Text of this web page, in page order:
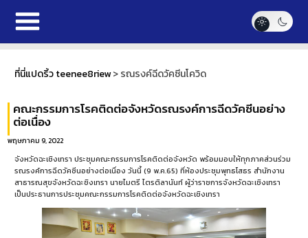
ที่นี่แปดริ้ว teenee8riew>รณรงค์ฉีดวัคซีนโควิด
คณะกรรมการโรคติดต่อจังหวัดรณรงค์การฉีดวัคซีนอย่าง
ต่อเนื่อง
พฤษภาคม 9, 2022
จังหวัดฉะเชิงเทรา ประชุมคณะกรรมการโรคติดต่อจังหวัด พร้อมมอบให้ทุกภาคส่วนร่วม
รณรงค์การฉีดวัคซีนอย่างต่อเนื่อง วันนี้ (9 พ.ค.65) ที่ห้องประชุมพุทธโสธร สำนักงาน
สาธารณสุขจังหวัดฉะชิงเทรา นายไมตรี ไตรติลานันท์ ผู้ว่าราชการจังหวัดฉะเชิงเทรา
เป็นประธานการประชุมคณะกรรมการโรคติดต่อจังหวัดฉะเชิงเทรา